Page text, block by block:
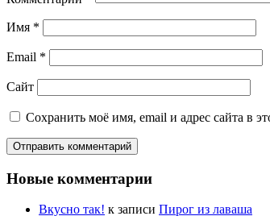
Имя *
Email *
Сайт
Сохранить моё имя, email и адрес сайта в
Новые комментарии
Вкусно так! к записи Пирог из лаваша